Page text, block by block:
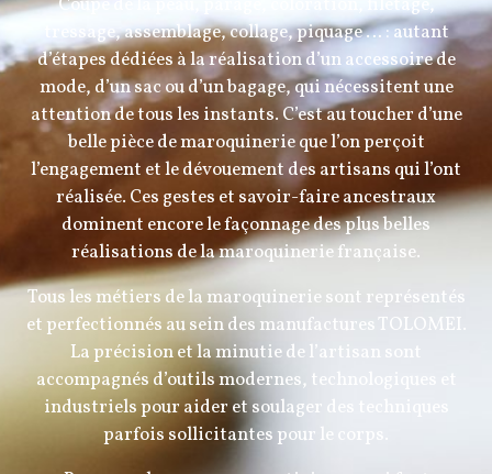
Coupe de la peau, parage, coloration, filetage,
tressage, assemblage, collage, piquage … : autant
d’étapes dédiées à la réalisation d’un accessoire de
mode, d’un sac ou d’un bagage, qui nécessitent une
attention de tous les instants. C’est au toucher d’une
belle pièce de maroquinerie que l’on perçoit
l’engagement et le dévouement des artisans qui l’ont
réalisée. Ces gestes et savoir-faire ancestraux
dominent encore le façonnage des plus belles
réalisations de la maroquinerie française.
Tous les métiers de la maroquinerie sont représentés
et perfectionnés au sein des manufactures TOLOMEI.
La précision et la minutie de l’artisan sont
accompagnés d’outils modernes, technologiques et
industriels pour aider et soulager des techniques
parfois sollicitantes pour le corps.